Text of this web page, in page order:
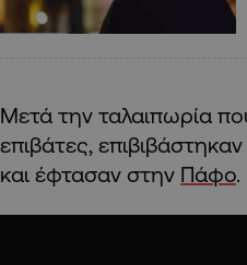
Μετά την ταλαιπωρία
επιβάτες,
και έφτασαν στην Πάφο.